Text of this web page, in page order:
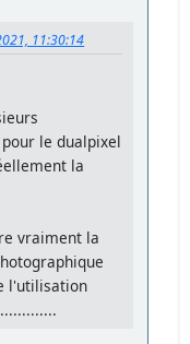
11:30:14
le dualpixel
la
vraiment la
l'utilisation